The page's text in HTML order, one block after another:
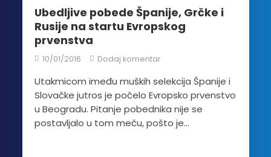
Ubedljive pobede Španije, Grčke i
Rusije na startu Evropskog
prvenstva
10/01/2016 Dodaj komentar
Utakmicom imeđu muških selekcija Španije i
Slovačke jutros je počelo Evropsko prvenstvo
u Beogradu. Pitanje pobednika nije se
postavljalo u tom meču, pošto je...